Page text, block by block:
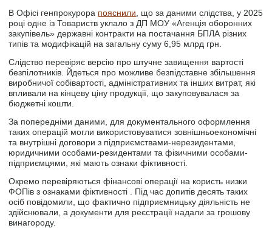
В Офісі генпрокурора пояснили , що за даними слідства, у 2025
році одне із Товариств уклало з ДП МОУ «Агенція оборонних
закупівель» державні контракти на постачання БПЛА різних
типів та модифікацій на загальну суму 6,95 млрд грн.
Слідство перевіряє версію про штучне завищення вартості
безпілотників. Йдеться про можливе безпідставне збільшення
виробничої собівартості, адміністративних та інших витрат, які
впливали на кінцеву ціну продукції, що закуповувалася за
бюджетні кошти.
За попередніми даними, для документального оформлення
таких операцій могли використовуватися зовнішньоекономічні
та внутрішні договори з підприємствами-нерезидентами,
юридичними особами-резидентами та фізичними особами-
підприємцями, які мають ознаки фіктивності.
Окремо перевіряються фінансові операції на користь низки
ФОПів з ознаками фіктивності . Під час допитів десять таких
осіб повідомили, що фактично підприємницьку діяльність не
здійснювали, а документи для реєстрації надали за грошову
винагороду.